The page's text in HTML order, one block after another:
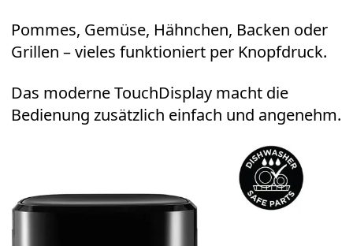
Pommes, Gemüse, Hähnchen, Backen oder
Grillen – vieles funktioniert per Knopfdruck.
Das moderne TouchDisplay macht die
Bedienung zusätzlich einfach und angenehm.